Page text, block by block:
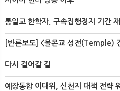
통일교 한학자, 구속집행정지 기간
[반론보도] <몰몬교 성전(Temple) 건
다시 걸어갈 길
예장통합 이대위, 신천지 대책 전략 워